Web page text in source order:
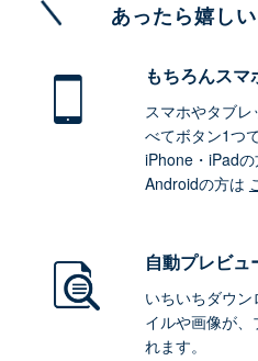
あったら嬉し
もちろんスマ
スマホやタブ
べてボタン1つ
iPhone・iPadの
Androidの方は
自動プレビュ
いちいちダウ
イルや画像が、
れます。